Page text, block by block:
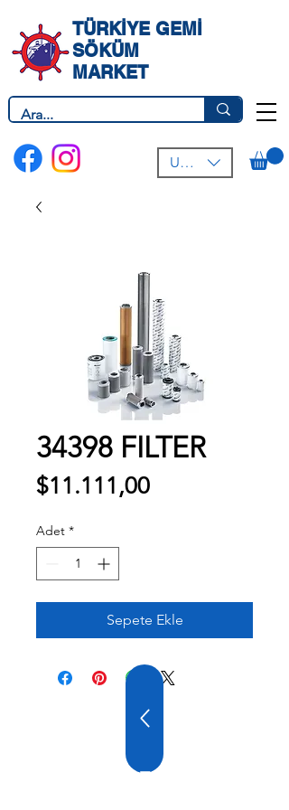
TÜRKİYE GEMİ
SÖKÜM
MARKET
USD ($)
34398 FILTER
$11.111,00Fiyat
Adet *
Sepete Ekle
20 YILLIK TECRÜBE